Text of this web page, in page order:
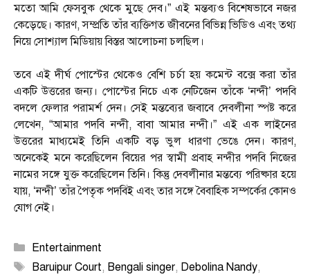
মতো আমি ফেসবুক থেকে মুছে দেব।” এই মন্তব্যও বিশেষভাবে নজর
কেড়েছে। কারণ, সম্প্রতি তাঁর ব্যক্তিগত জীবনের বিভিন্ন ভিডিও এবং তথ্য
নিয়ে সোশ্যাল মিডিয়ায় বিস্তর আলোচনা চলছিল।
তবে এই দীর্ঘ পোস্টের থেকেও বেশি চর্চা হয় কমেন্ট বক্সে করা তাঁর
একটি উত্তরের জন্য। পোস্টের নিচে এক নেটিজেন তাঁকে ‘নন্দী’ পদবি
বদলে ফেলার পরামর্শ দেন। সেই মন্তব্যের জবাবে দেবলীনা স্পষ্ট করে
লেখেন, “আমার পদবি নন্দী, বাবা আমার নন্দী।” এই এক লাইনের
উত্তরের মাধ্যমেই তিনি একটি বড় ভুল ধারণা ভেঙে দেন। কারণ,
অনেকেই মনে করেছিলেন বিয়ের পর স্বামী প্রবাহ নন্দীর পদবি নিজের
নামের সঙ্গে যুক্ত করেছিলেন তিনি। কিন্তু দেবলীনার মন্তব্যে পরিষ্কার হয়ে
যায়, ‘নন্দী’ তাঁর পৈতৃক পদবিই এবং তার সঙ্গে বৈবাহিক সম্পর্কের কোনও
যোগ নেই।
Categories
Entertainment
Tags
Baruipur Court, Bengali singer, Debolina Nandy,